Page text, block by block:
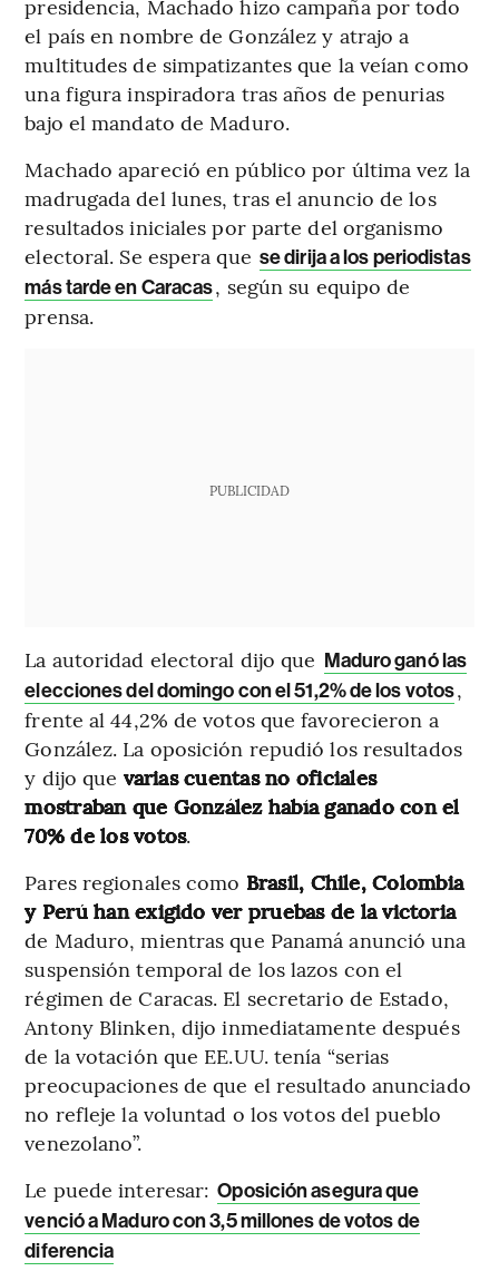
presidencia, Machado hizo campaña por todo
el país en nombre de González y atrajo a
multitudes de simpatizantes que la veían como
una figura inspiradora tras años de penurias
bajo el mandato de Maduro.
Machado apareció en público por última vez la
madrugada del lunes, tras el anuncio de los
resultados iniciales por parte del organismo
electoral. Se espera que se dirija a los periodistas
más tarde en Caracas, según su equipo de
prensa.
PUBLICIDAD
La autoridad electoral dijo que Maduro ganó las
elecciones del domingo con el 51,2% de los votos,
frente al 44,2% de votos que favorecieron a
González. La oposición repudió los resultados
y dijo que varias cuentas no oficiales
mostraban que González había ganado con el
70% de los votos.
Pares regionales como Brasil, Chile, Colombia
y Perú han exigido ver pruebas de la victoria
de Maduro, mientras que Panamá anunció una
suspensión temporal de los lazos con el
régimen de Caracas. El secretario de Estado,
Antony Blinken, dijo inmediatamente después
de la votación que EE.UU. tenía “serias
preocupaciones de que el resultado anunciado
no refleje la voluntad o los votos del pueblo
venezolano”.
Le puede interesar: Oposición asegura que
venció a Maduro con 3,5 millones de votos de
diferencia